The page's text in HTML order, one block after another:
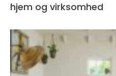
hjem og virksomhed